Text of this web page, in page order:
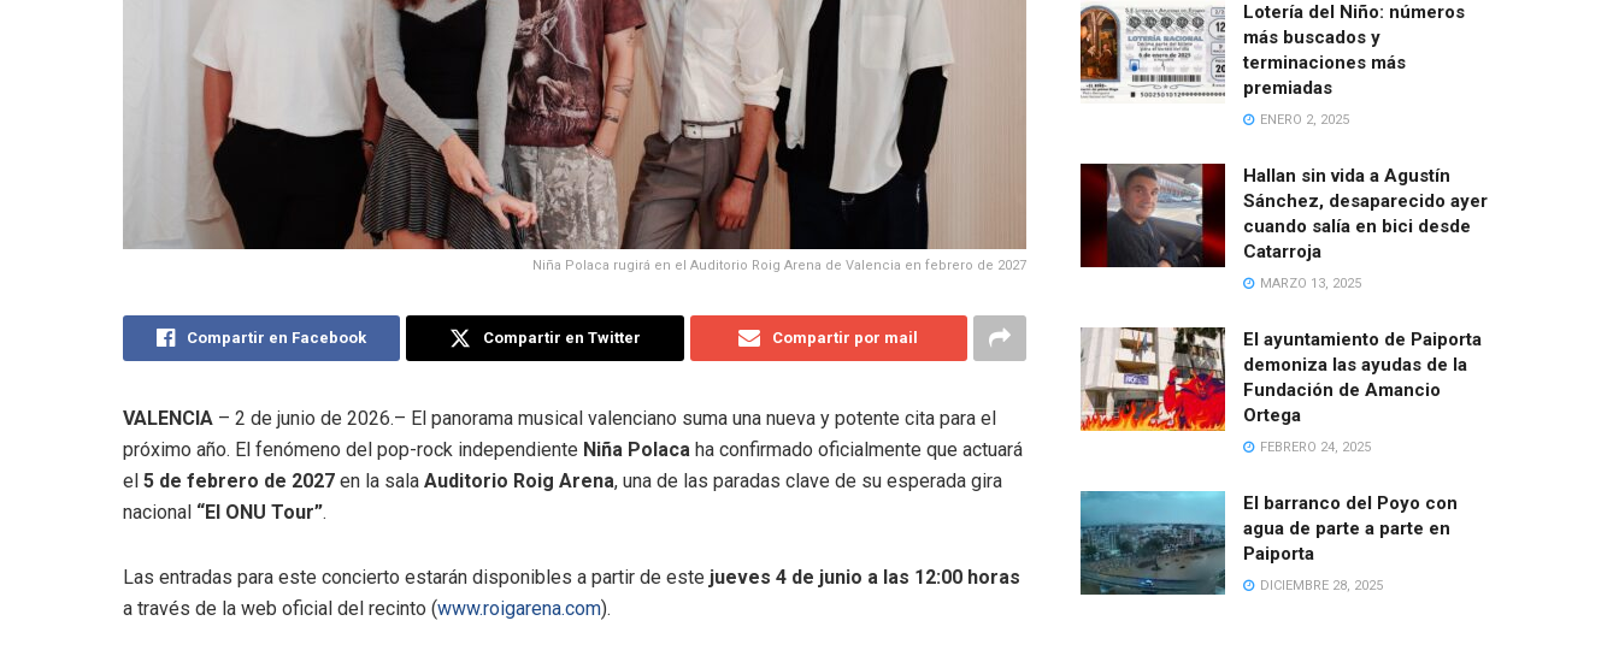
Niña Polaca rugirá en el Auditorio Roig Arena de Valencia en febrero de 2027
Compartir en Facebook Compartir en Twitter Compartir por mail
VALENCIA – 2 de junio de 2026.– El panorama musical valenciano suma una nueva y potente cita para el
próximo año. El fenómeno del pop-rock independiente Niña Polaca ha confirmado oficialmente que actuará
el 5 de febrero de 2027 en la sala Auditorio Roig Arena, una de las paradas clave de su esperada gira
nacional “El ONU Tour”.
Las entradas para este concierto estarán disponibles a partir de este jueves 4 de junio a las 12:00 horas
a través de la web oficial del recinto (www.roigarena.com).
Lotería del Niño: números
más buscados y
terminaciones más
premiadas
ENERO 2, 2025
Hallan sin vida a Agustín
Sánchez, desaparecido ayer
cuando salía en bici desde
Catarroja
MARZO 13, 2025
El ayuntamiento de Paiporta
demoniza las ayudas de la
Fundación de Amancio
Ortega
FEBRERO 24, 2025
El barranco del Poyo con
agua de parte a parte en
Paiporta
DICIEMBRE 28, 2025